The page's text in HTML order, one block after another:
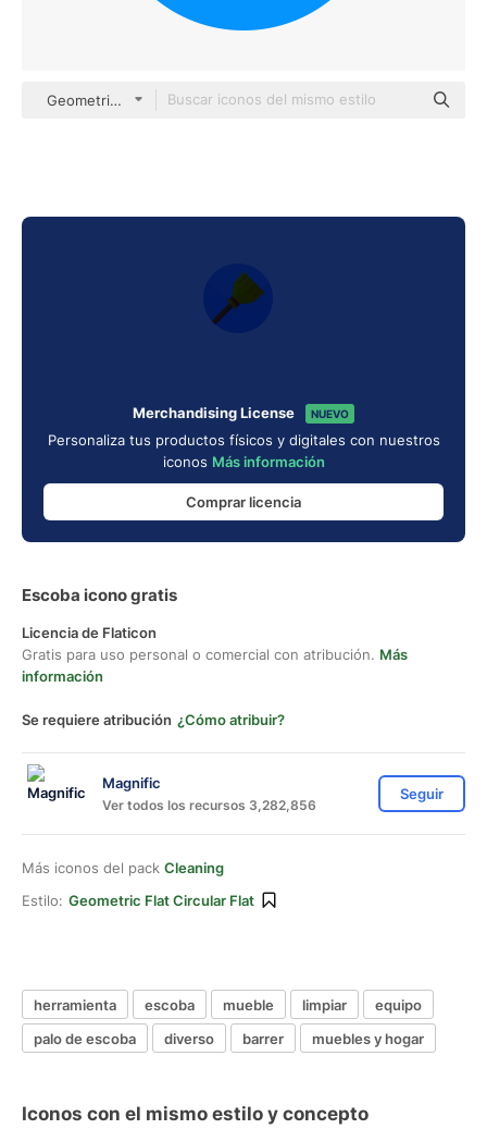
Geometric Flat Circular Flat
Merchandising License NUEVO
Personaliza tus productos físicos y digitales con nuestros
iconos Más información
Comprar licencia
Escoba icono gratis
Licencia de Flaticon
Gratis para uso personal o comercial con atribución. Más
información
Se requiere atribución ¿Cómo atribuir?
Magnific
Ver todos los recursos 3,282,856
Seguir
Más iconos del pack Cleaning
Estilo: Geometric Flat Circular Flat
herramienta escoba mueble limpiar
equipo
palo de escoba
diverso barrer muebles y hogar
Iconos con el mismo estilo y concepto